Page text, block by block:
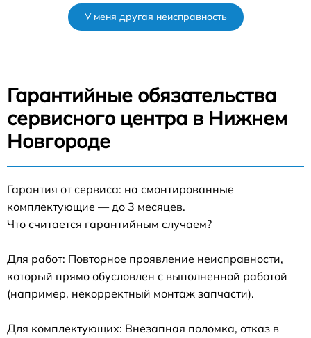
У меня другая неисправность
Гарантийные обязательства
сервисного центра в Нижнем
Новгороде
Гарантия от сервиса: на смонтированные
комплектующие — до 3 месяцев.
Что считается гарантийным случаем?
Для работ: Повторное проявление неисправности,
который прямо обусловлен с выполненной работой
(например, некорректный монтаж запчасти).
Для комплектующих: Внезапная поломка, отказ в